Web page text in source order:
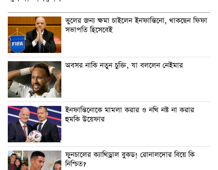
ভুলের জন্য ক্ষমা চাইলেন ইনফান্তিনো, থাকছেন ফিফা
সভাপতি হিসেবেই
অবসর নাকি নতুন চুক্তি, যা বললেন নেইমার
ইনফান্তিনোকে মামলা করার ও নথি নষ্ট না করার
হুমকি উয়েফার
ফুনচালের ক্যাথিড্রাল বুকড! রোনালদোর বিয়ে কি
নিশ্চিত?